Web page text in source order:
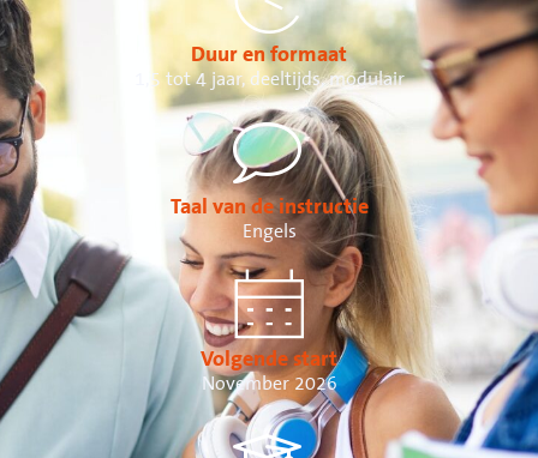
Duur en formaat
1,5 tot 4 jaar, deeltijds, modulair
Taal van de instructie
Engels
Volgende start
November 2026